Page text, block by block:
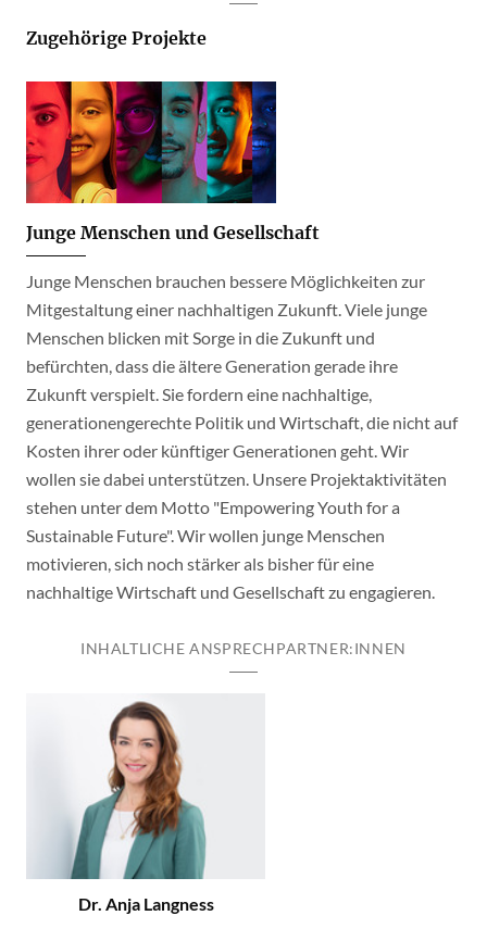
Zugehörige Projekte
Junge Menschen und Gesellschaft
Junge Menschen brauchen bessere Möglichkeiten zur
Mitgestaltung einer nachhaltigen Zukunft. Viele junge
Menschen blicken mit Sorge in die Zukunft und
befürchten, dass die ältere Generation gerade ihre
Zukunft verspielt. Sie fordern eine nachhaltige,
generationengerechte Politik und Wirtschaft, die nicht auf
Kosten ihrer oder künftiger Generationen geht. Wir
wollen sie dabei unterstützen. Unsere Projektaktivitäten
stehen unter dem Motto "Empowering Youth for a
Sustainable Future". Wir wollen junge Menschen
motivieren, sich noch stärker als bisher für eine
nachhaltige Wirtschaft und Gesellschaft zu engagieren.
INHALTLICHE ANSPRECHPARTNER:INNEN
Dr. Anja Langness